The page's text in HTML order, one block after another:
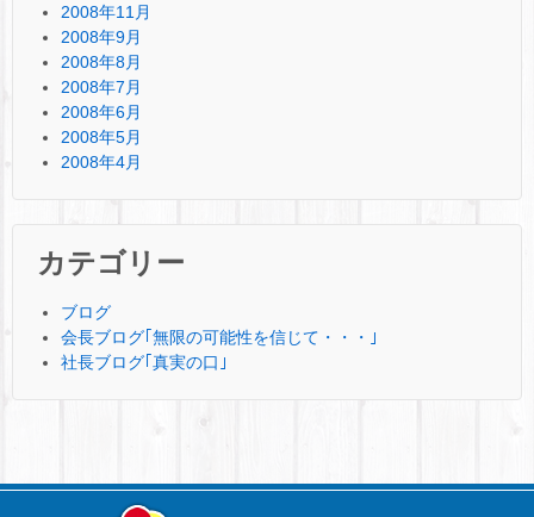
2008年11月
2008年9月
2008年8月
2008年7月
2008年6月
2008年5月
2008年4月
カテゴリー
ブログ
会長ブログ｢無限の可能性を信じて・・・｣
社長ブログ｢真実の口｣